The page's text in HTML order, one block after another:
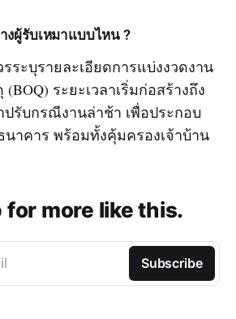
ผู้รับเหมาแบบไหน ?
ระบุรายละเอียดการแบ่งงวดงาน
ระยะเวลาเริ่มก่อสร้างถึง
ปรับกรณีงานล่าช้า เพื่อประกอบ
าคาร พร้อมทั้งคุ้มครองเจ้าบ้าน
for more like this.
Subscribe